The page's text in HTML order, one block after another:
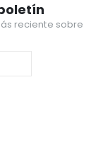
reciente sobre